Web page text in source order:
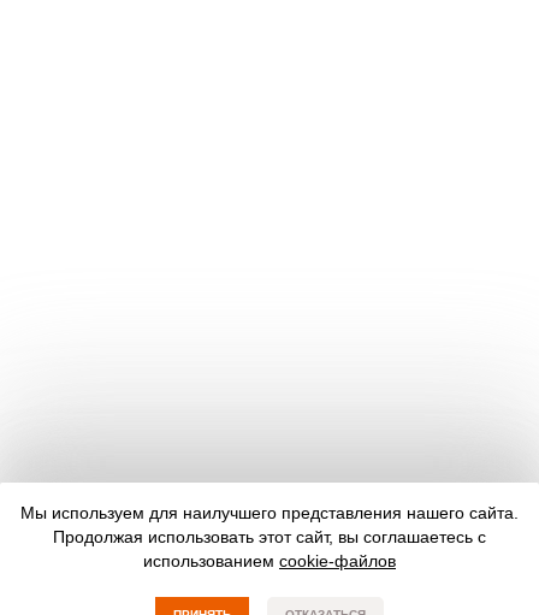
Мы используем для наилучшего представления нашего сайта.
Продолжая использовать этот сайт, вы соглашаетесь с
использованием cookie-файлов